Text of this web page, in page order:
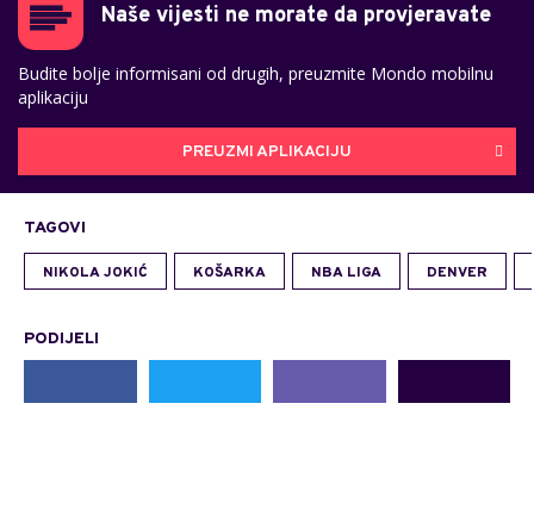
Naše vijesti ne morate da provjeravate
Budite bolje informisani od drugih, preuzmite Mondo mobilnu
aplikaciju
PREUZMI APLIKACIJU
TAGOVI
NIKOLA JOKIĆ KOŠARKA NBA LIGA DENVER
PODIJELI